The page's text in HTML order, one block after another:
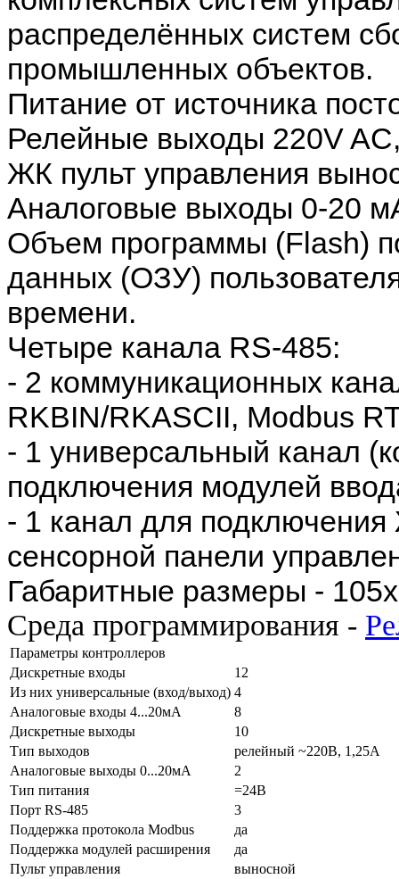
распределённых систем
промышленных объектов.
Питание от источника
Релейные выходы 220V
ЖК пульт управления
Аналоговые выходы 0-20
Объем программы (Flash)
данных (ОЗУ)
времени.
Четыре канала RS-485:
- 2 коммуникационных
RKBIN/RKASCII, Modbus
- 1 универсальный канал
подключения модулей
- 1 канал для
сенсорной панели
Габаритные размеры -
Среда программирования -
Параметры контроллеров
Дискретные входы
12
Из них универсальные (вход/выход) 4
Аналоговые входы 4...20мА
8
Дискретные выходы
10
Тип выходов
релейный ~220В, 1,25А
Аналоговые выходы 0...20мА
2
Тип питания
=24В
Порт RS-485
3
Поддержка протокола Modbus
да
Поддержка модулей расширения
да
Пульт управления
выносной